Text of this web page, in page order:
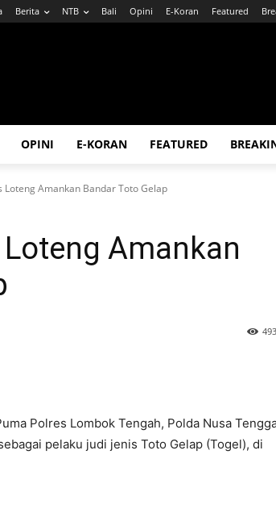
Berita NTB Bali Opini E-Koran Featured
OPINI E-KORAN FEATURED
Loteng Amankan Bandar Toto Gelap
Amankan
493
Polres Lombok Tengah, Polda Nusa
pelaku judi jenis Toto Gelap (Togel), di